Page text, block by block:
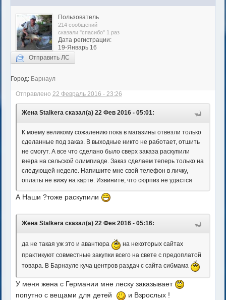
Пользователь
214 сообщений
сказали "спасибо" 1 раз
Дата регистрации:
19-Январь 16
Отправить ЛС
Город: Барнаул
Отправлено 22 Февраль 2016 - 23:26
Жена Stalkera сказал(а) 22 Фев 2016 - 05:01:
К моему великому сожалению пока в магазины отвезли только
сделанные под заказ. В выходные никто не работает, отшить
не смогут. А все что сделано было сверх заказа раскупили
вчера на сельской олимпиаде. Заказ сделаем теперь только на
следующей неделе. Напишите мне свой телефон в личку,
оплаты не вижу на карте. Извините, что сюрпиз не удастся
А Наши ?тоже раскупили
Жена Stalkera сказал(а) 22 Фев 2016 - 05:16:
да не такая уж это и авантюра
на некоторых сайтах
практикуют совместные закупки всего на свете с предоплатой
товара. В Барнауле куча центров раздач с сайта сибмама
У меня жена с Германии мне леску заказывает
попутно с вещами для детей
и Взрослых !